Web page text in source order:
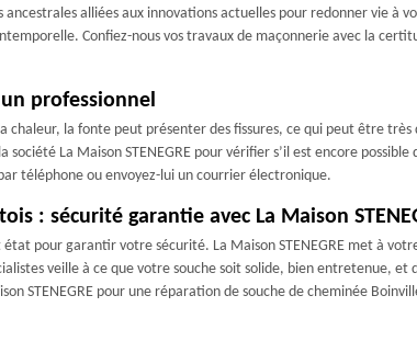
alliées aux innovations actuelles pour redonner vie à
Confiez-nous vos travaux de maçonnerie avec la
professionnel
chaleur, la fonte peut présenter des fissures, ce qui peut être
La Maison STENEGRE pour vérifier s’il est encore
téléphone ou envoyez-lui un courrier électronique.
: sécurité garantie avec La Maison
pour garantir votre sécurité. La Maison STENEGRE met à
veille à ce que votre souche soit solide, bien entretenue,
STENEGRE pour une réparation de souche de cheminée